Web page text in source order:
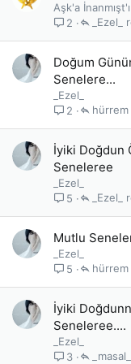
Aşk'a İnanmışt'ı
2
_Ezel_
Doğum
Senelere...
_Ezel_
2
İyiki Doğdun
Seneleree
_Ezel_
5
_Ezel_
Mutlu
_Ezel_
5
İyiki
Seneleree....
_Ezel_
3
_masal_